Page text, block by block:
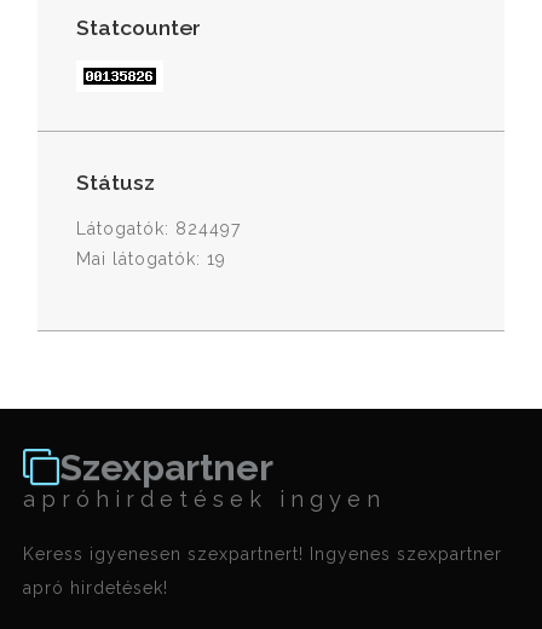
Statcounter
Státusz
Látogatók: 824497
Mai látogatók: 19
Szexpartner
apróhirdetések ingyen
Keress igyenesen szexpartnert! Ingyenes szexpartner
apró hirdetések!